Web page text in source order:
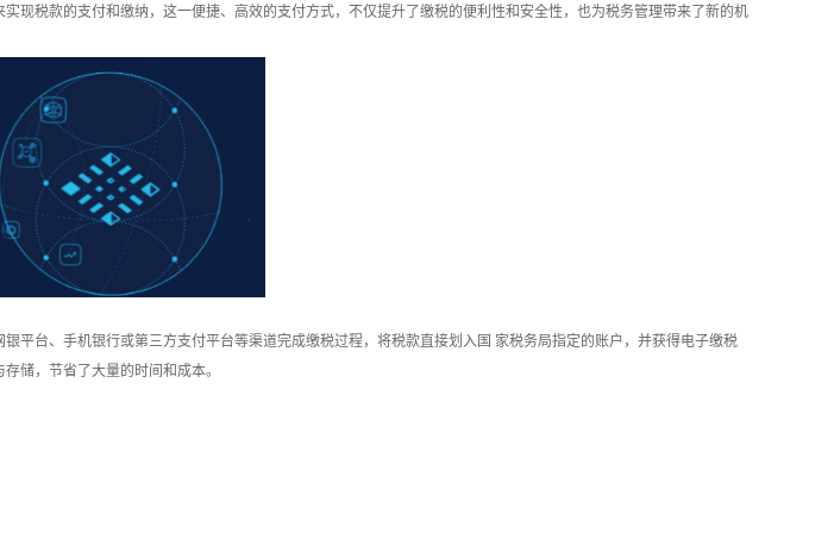
现税款的支付和缴纳，这一便捷、高效的支付方式，不仅提升了缴税的便利性和安全性，也为税务管理带来了新的机
平台、手机银行或第三方支付平台等渠道完成缴税过程，将税款直接划入国 家税务局指定的账户，并获得电子缴税
储，节省了大量的时间和成本。